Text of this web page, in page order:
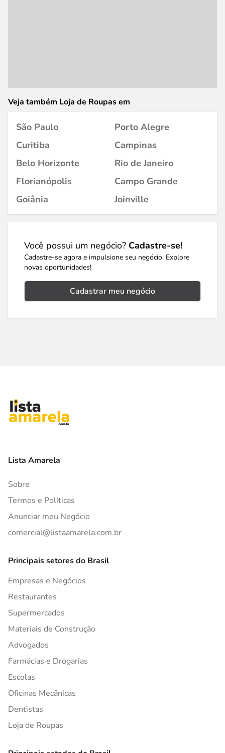
Veja também Loja de Roupas em
São Paulo
Porto Alegre
Curitiba
Campinas
Belo Horizonte
Rio de Janeiro
Florianópolis
Campo Grande
Goiânia
Joinville
Você possui um negócio? Cadastre-se!
Cadastre-se agora e impulsione seu negócio. Explore
novas oportunidades!
Cadastrar meu negócio
Lista Amarela
Sobre
Termos e Políticas
Anunciar meu Negócio
comercial@listaamarela.com.br
Principais setores do Brasil
Empresas e Negócios
Restaurantes
Supermercados
Materiais de Construção
Advogados
Farmácias e Drogarias
Escolas
Oficinas Mecânicas
Dentistas
Loja de Roupas